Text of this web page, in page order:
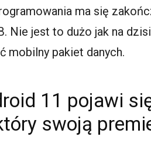
ma się
Nie jest to dużo jak na
mobilny pakiet danych.
11 pojawi
swoją